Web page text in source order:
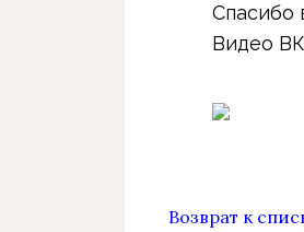
Спасибо
Видео
Возврат к